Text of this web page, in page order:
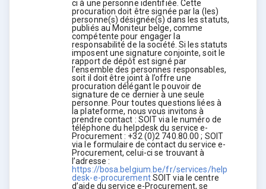
ci à une personne identifiée. Cette
procuration doit être signée par la (les)
personne(s) désignée(s) dans les statuts,
publiés au Moniteur belge, comme
compétente pour engager la
responsabilité de la société. Si les statuts
imposent une signature conjointe, soit le
rapport de dépôt est signé par
l’ensemble des personnes responsables,
soit il doit être joint à l’offre une
procuration délégant le pouvoir de
signature de ce dernier à une seule
personne. Pour toutes questions liées à
la plateforme, nous vous invitons à
prendre contact : SOIT via le numéro de
téléphone du helpdesk du service e-
Procurement : +32 (0)2 740.80.00 ; SOIT
via le formulaire de contact du service e-
Procurement, celui-ci se trouvant à
l’adresse :
https://bosa.belgium.be/fr/services/help
desk-e-procurementSOIT via le centre
d’aide du service e-Procurement, se